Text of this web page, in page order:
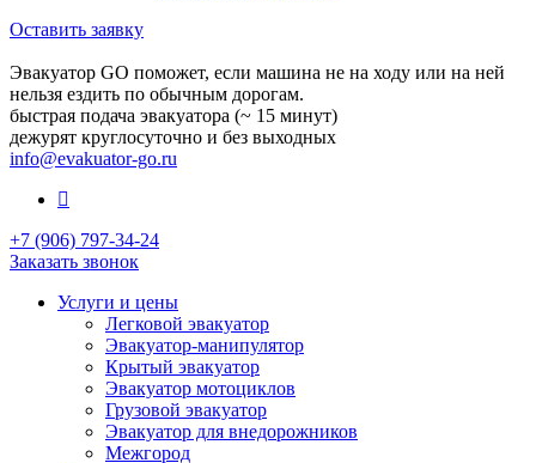
Оставить заявку
Эвакуатор GO поможет, если машина не на ходу или на ней
нельзя ездить по обычным дорогам.
быстрая подача эвакуатора (~ 15 минут)
дежурят круглосуточно и без выходных
info@evakuator-go.ru
+7 (906) 797-34-24
Заказать звонок
Услуги и цены
Легковой эвакуатор
Эвакуатор-манипулятор
Крытый эвакуатор
Эвакуатор мотоциклов
Грузовой эвакуатор
Эвакуатор для внедорожников
Межгород